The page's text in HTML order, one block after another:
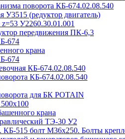
поворота КБ-674.02.08.540
У3515 (редуктор двигатель)
z=53 У2260.30.01.001
передвижения ПК-6,3
674
крана
674
КБ-674.02.08.540
КБ-674.02.08.540
для БК POTAIN
крана
ТЭ-30 У2
515 болт М36х250. Болты